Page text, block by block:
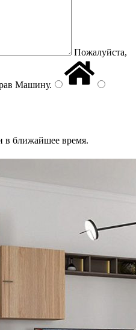
Пожалуйста,
Машину.
в ближайшее время.